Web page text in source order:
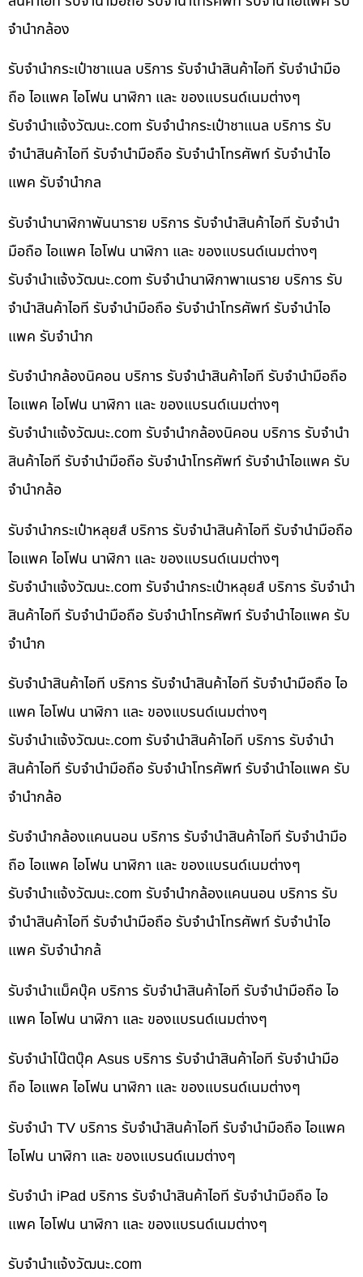
จำนำกล้อง
รับจำนำกระเป๋าชาแนล บริการ รับจำนำสินค้าไอที รับจำนำมือ
ถือ ไอแพค ไอโฟน นาฬิกา และ ของแบรนด์เนมต่างๆ
รับจํานําแจ้งวัฒนะ.com รับจำนำกระเป๋าชาแนล บริการ รับ
จำนำสินค้าไอที รับจำนำมือถือ รับจำนำโทรศัพท์ รับจำนำไอ
แพค รับจำนำกล
รับจำนำนาฬิกาพันนาราย บริการ รับจำนำสินค้าไอที รับจำนำ
มือถือ ไอแพค ไอโฟน นาฬิกา และ ของแบรนด์เนมต่างๆ
รับจํานําแจ้งวัฒนะ.com รับจำนำนาฬิกาพาเนราย บริการ รับ
จำนำสินค้าไอที รับจำนำมือถือ รับจำนำโทรศัพท์ รับจำนำไอ
แพค รับจำนำก
รับจำนำกล้องนิคอน บริการ รับจำนำสินค้าไอที รับจำนำมือถือ
ไอแพค ไอโฟน นาฬิกา และ ของแบรนด์เนมต่างๆ
รับจํานําแจ้งวัฒนะ.com รับจำนำกล้องนิคอน บริการ รับจำนำ
สินค้าไอที รับจำนำมือถือ รับจำนำโทรศัพท์ รับจำนำไอแพค รับ
จำนำกล้อ
รับจำนำกระเป๋าหลุยส์ บริการ รับจำนำสินค้าไอที รับจำนำมือถือ
ไอแพค ไอโฟน นาฬิกา และ ของแบรนด์เนมต่างๆ
รับจํานําแจ้งวัฒนะ.com รับจำนำกระเป๋าหลุยส์ บริการ รับจำนำ
สินค้าไอที รับจำนำมือถือ รับจำนำโทรศัพท์ รับจำนำไอแพค รับ
จำนำก
รับจำนำสินค้าไอที บริการ รับจำนำสินค้าไอที รับจำนำมือถือ ไอ
แพค ไอโฟน นาฬิกา และ ของแบรนด์เนมต่างๆ
รับจํานําแจ้งวัฒนะ.com รับจำนำสินค้าไอที บริการ รับจำนำ
สินค้าไอที รับจำนำมือถือ รับจำนำโทรศัพท์ รับจำนำไอแพค รับ
จำนำกล้อ
รับจำนำกล้องแคนนอน บริการ รับจำนำสินค้าไอที รับจำนำมือ
ถือ ไอแพค ไอโฟน นาฬิกา และ ของแบรนด์เนมต่างๆ
รับจํานําแจ้งวัฒนะ.com รับจำนำกล้องแคนนอน บริการ รับ
จำนำสินค้าไอที รับจำนำมือถือ รับจำนำโทรศัพท์ รับจำนำไอ
แพค รับจำนำกล้
รับจำนำแม็คบุ๊ค บริการ รับจำนำสินค้าไอที รับจำนำมือถือ ไอ
แพค ไอโฟน นาฬิกา และ ของแบรนด์เนมต่างๆ
รับจำนำโน๊ตบุ๊ค Asus บริการ รับจำนำสินค้าไอที รับจำนำมือ
ถือ ไอแพค ไอโฟน นาฬิกา และ ของแบรนด์เนมต่างๆ
รับจำนำ TV บริการ รับจำนำสินค้าไอที รับจำนำมือถือ ไอแพค
ไอโฟน นาฬิกา และ ของแบรนด์เนมต่างๆ
รับจำนำ iPad บริการ รับจำนำสินค้าไอที รับจำนำมือถือ ไอ
แพค ไอโฟน นาฬิกา และ ของแบรนด์เนมต่างๆ
รับจํานําแจ้งวัฒนะ.com